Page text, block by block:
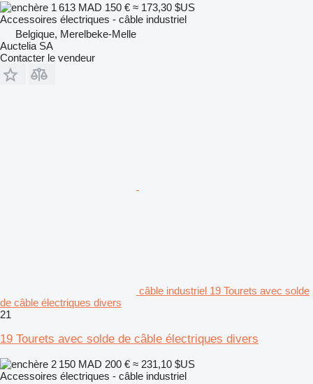
1 613 MAD 150 € ≈ 173,30 $US
Accessoires électriques - câble industriel
Belgique, Merelbeke-Melle
Auctelia SA
Contacter le vendeur
câble industriel 19 Tourets avec solde
de câble électriques divers
21
19 Tourets avec solde de câble électriques divers
2 150 MAD 200 € ≈ 231,10 $US
Accessoires électriques - câble industriel